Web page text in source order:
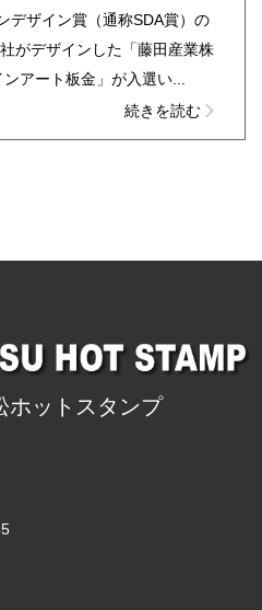
デザイン賞（通称SDA賞）の
がデザインした「藤田産業株
アート板金」が入選い...
続きを読む
ホットスタンプ